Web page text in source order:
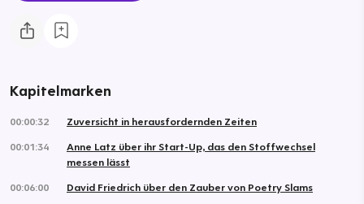
Kapitelmarken
00:00:32
Zuversicht in herausfordernden Zeiten
00:01:34
Anne Latz über ihr Start-Up, das den Stoffwechsel
messen lässt
00:06:00
David Friedrich über den Zauber von Poetry Slams